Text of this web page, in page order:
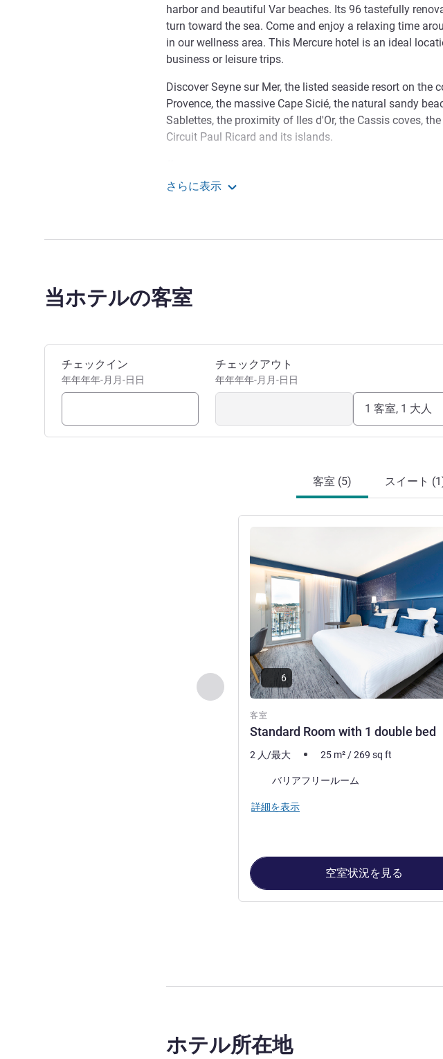
harbor and beautiful Var beaches. Its 96 tastefully
turn toward the sea. Come and enjoy a relaxing time
in our wellness area. This Mercure hotel is an ideal
business or leisure trips.
Discover Seyne sur Mer, the listed seaside resort on the
Provence, the massive Cape Sicié, the natural sandy
Sablettes, the proximity of Iles d'Or, the Cassis coves,
Circuit Paul Ricard and its islands.
welcome you to the new Mercure La Seyne-sur-Mer Hotel
さらに表示
当ホテルの客室
このホテルを予約
チェックイン
年年年年-月月-日日
チェックアウト
年年年年-月月-日日
1 客室, 1 大人
客室 (5) スイート
前に戻る - 客室
客室
Standard Room with 1 double bed
6
2 人/最大 25 m² /269 sq ft
バリアフリールーム
詳細を表示
空室状況を見る
ホテル所在地